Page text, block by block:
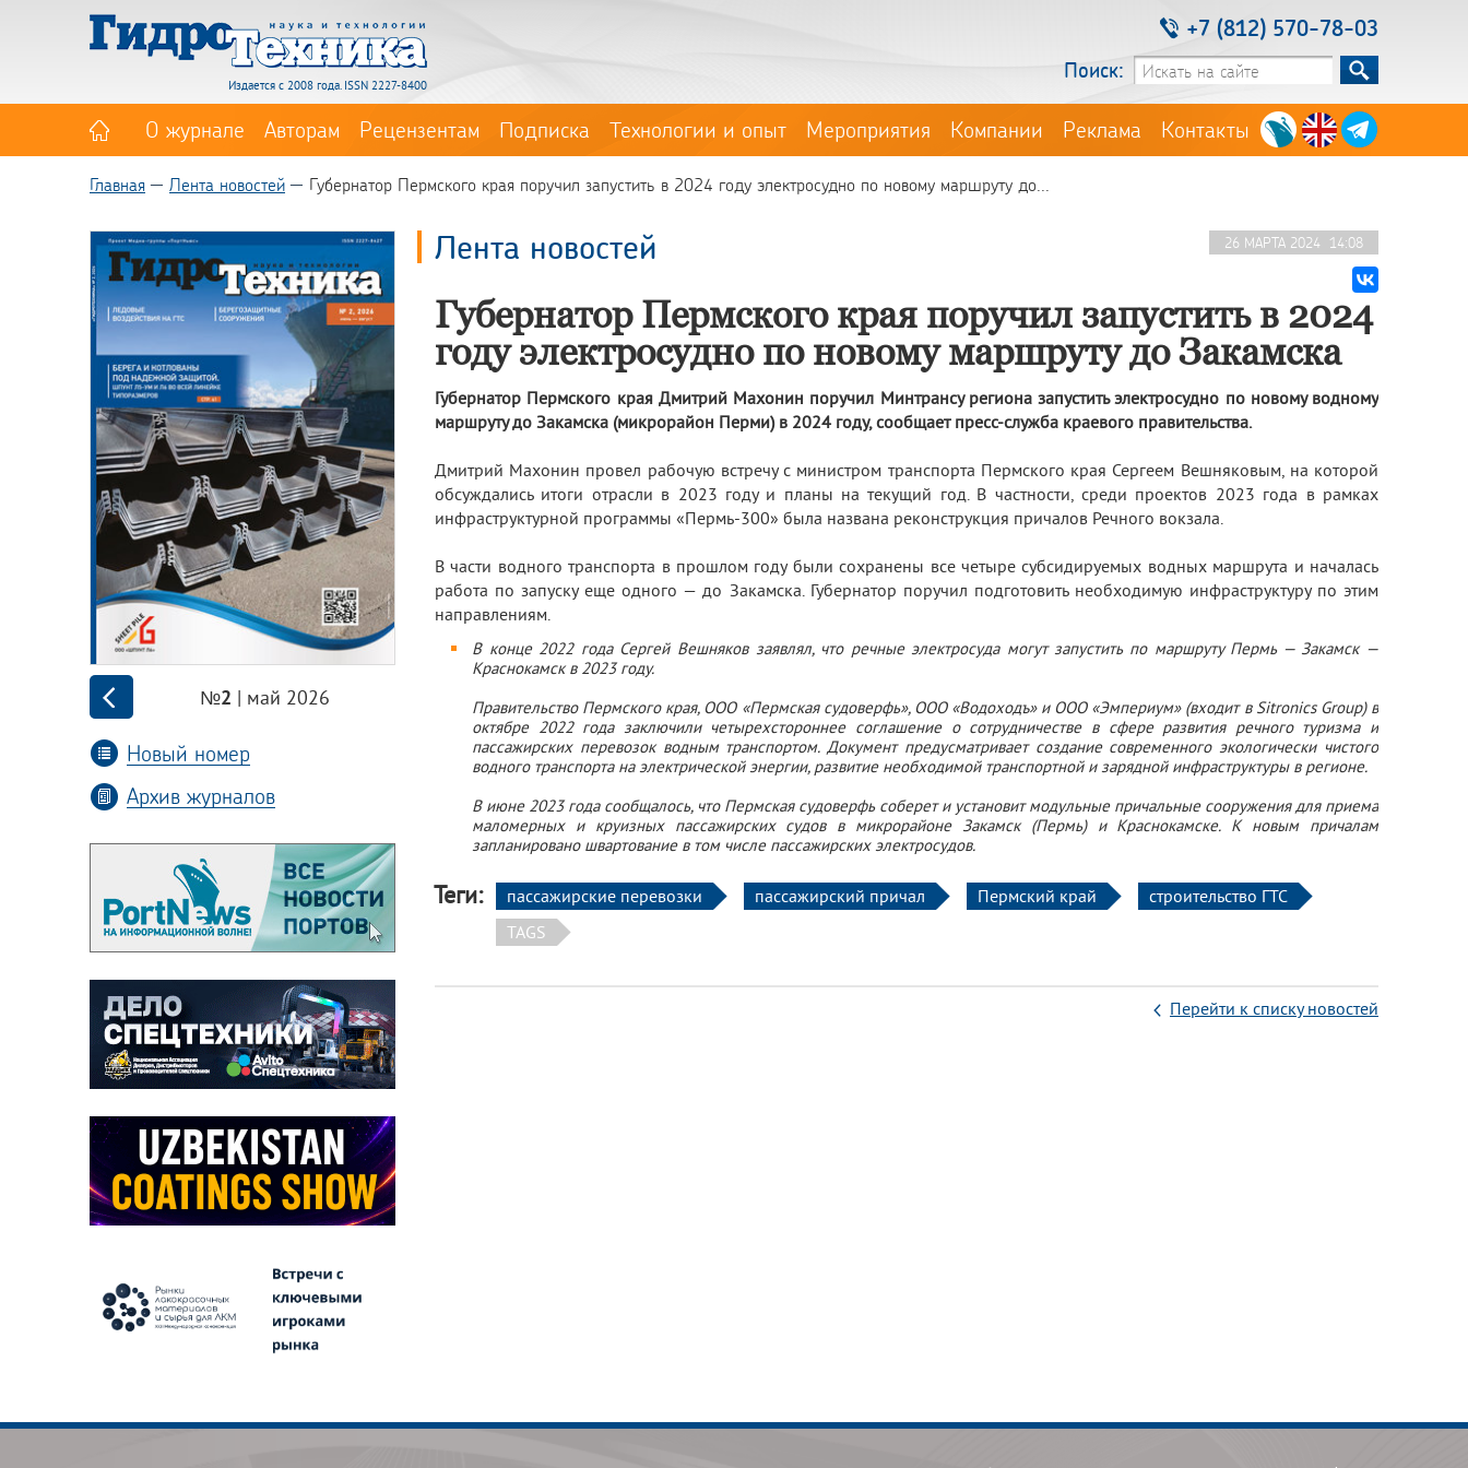
Издается с 2008 года. ISSN 2227-8400
+7 (812) 570-78-03
Поиск:
О журнале Авторам Рецензентам Подписка Технологии и опыт Мероприятия Компании Реклама Контакты
Главная Лента новостей Губернатор Пермского края поручил запустить в 2024 году электросудно по новому маршруту до...
№2 | май 2026
Новый номер
Архив журналов
26 МАРТА 2024 14:08
Лента новостей
Губернатор Пермского края поручил запустить в 2024
году электросудно по новому маршруту до Закамска
Губернатор Пермского края Дмитрий Махонин поручил Минтрансу региона запустить электросудно по новому водному
маршруту до Закамска (микрорайон Перми) в 2024 году, сообщает пресс-служба краевого правительства.
Дмитрий Махонин провел рабочую встречу с министром транспорта Пермского края Сергеем Вешняковым, на которой
обсуждались итоги отрасли в 2023 году и планы на текущий год. В частности, среди проектов 2023 года в рамках
инфраструктурной программы «Пермь-300» была названа реконструкция причалов Речного вокзала.
В части водного транспорта в прошлом году были сохранены все четыре субсидируемых водных маршрута и началась
работа по запуску еще одного — до Закамска. Губернатор поручил подготовить необходимую инфраструктуру по этим
направлениям.
В конце 2022 года Сергей Вешняков заявлял, что речные электросуда могут запустить по маршруту Пермь — Закамск —
Краснокамск в 2023 году.
Правительство Пермского края, ООО «Пермская судоверфь», ООО «Водоходъ» и ООО «Эмпериум» (входит в Sitronics Group) в
октябре 2022 года заключили четырехстороннее соглашение о сотрудничестве в сфере развития речного туризма и
пассажирских перевозок водным транспортом. Документ предусматривает создание современного экологически чистого
водного транспорта на электрической энергии, развитие необходимой транспортной и зарядной инфраструктуры в регионе.
В июне 2023 года сообщалось, что Пермская судоверфь соберет и установит модульные причальные сооружения для приема
маломерных и круизных пассажирских судов в микрорайоне Закамск (Пермь) и Краснокамске. К новым причалам
запланировано швартование в том числе пассажирских электросудов.
Теги: пассажирские перевозки пассажирский причал Пермский край
строительство ГТС
TAGS
Перейти к списку новостей